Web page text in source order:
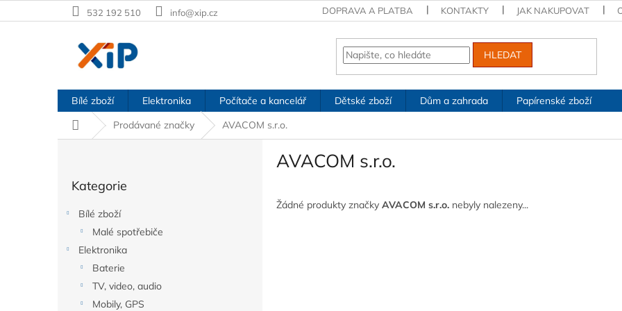
na
532 192 510 info@xip.cz DOPRAVA A PLATBA KONTAKTY JAK NAKUPOVAT
HLEDAT
Bílé zboží Elektronika Počítače a kancelář Dětské zboží Dům a zahrada
Papírenské zboží
Domů
Prodávané značky AVACOM s.r.o.
kategorie
Kategorie
Bílé zboží
Malé spotřebiče
Elektronika
Baterie
TV, video, audio
Mobily, GPS
AVACOM s.r.o.
Žádné produkty značky AVACOM s.r.o. nebyly nalezeny...